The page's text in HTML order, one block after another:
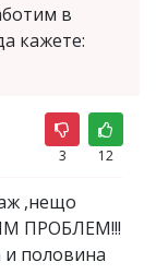
в
кажете:
3 12
,нещо
ПРОБЛЕМ!!!
и половина